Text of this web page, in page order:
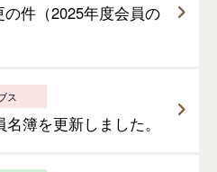
件（2025年度会員の
ス
簿を更新しました。